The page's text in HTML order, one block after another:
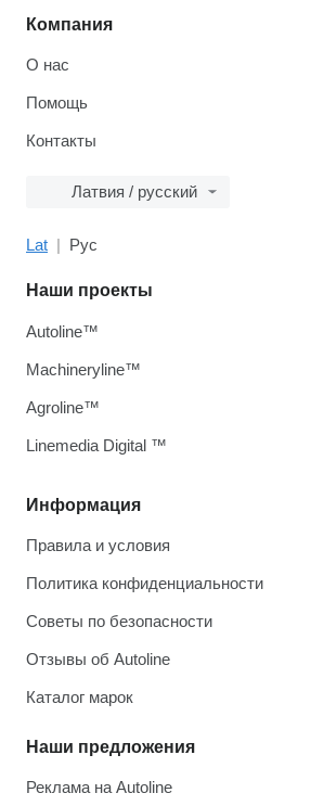
Компания
О нас
Помощь
Контакты
Латвия / русский
Lat Рус
Информация
Правила и условия
Политика конфиденциальности
Советы по безопасности
Отзывы об Autoline
Каталог марок
Наши предложения
Реклама на Autoline
Наши проекты
Autoline™
Machineryline™
Agroline™
Linemedia Digital ™